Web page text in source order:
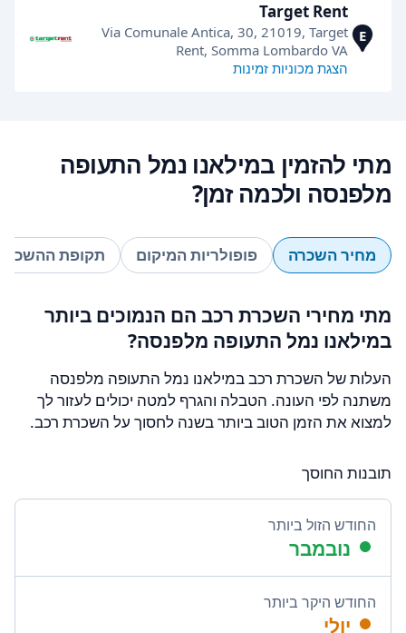
E
Target Rent
Via Comunale Antica, 30, 21019, Target
Rent, Somma Lombardo VA
הצגת מכוניות זמינות
מתי להזמין במילאנו נמל התעופה
מלפנסה ולכמה זמן?
מחיר השכרה פופולריות המיקום תקופת
מתי מחירי השכרת רכב הם הנמוכים ביותר
במילאנו נמל התעופה מלפנסה?
העלות של השכרת רכב במילאנו נמל התעופה מלפנסה
משתנה לפי העונה. הטבלה והגרף למטה יכולים לעזור לך
למצוא את הזמן הטוב ביותר בשנה לחסוך על השכרת רכב.
תובנות החוסך
החודש הזול ביותר
נובמבר
החודש היקר ביותר
יולי